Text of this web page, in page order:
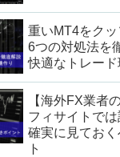
重いMT4をク
6つの対処法を
快適なトレード
【海外FX業者
フィサイトで
確実に見てお
ト